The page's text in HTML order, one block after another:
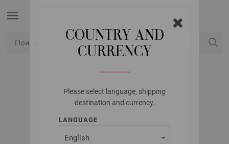
COUNTRY AND
CURRENCY
Please select language, shipping
destination and currency.
LANGUAGE
LANA GROSSA
ПЛАТЬЕ GOMITOLO
MAMBO